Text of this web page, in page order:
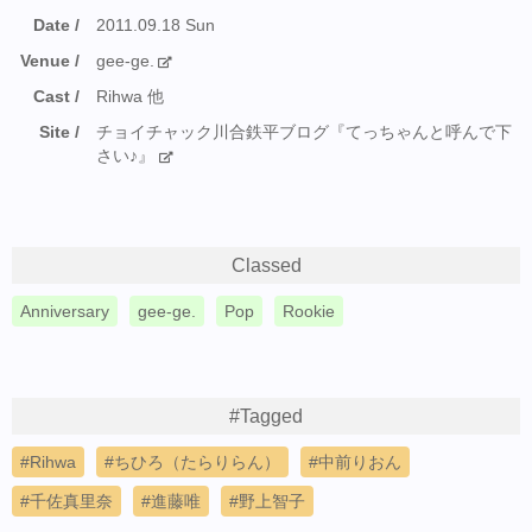
Date
2011.09.18 Sun
Venue
gee-ge.
Cast
Rihwa 他
Site
チョイチャック川合鉄平ブログ『てっちゃんと呼んで下
さい♪』
Classed
Anniversary gee-ge. Pop Rookie
#Tagged
Rihwa ちひろ（たらりらん） 中前りおん
千佐真里奈 進藤唯 野上智子